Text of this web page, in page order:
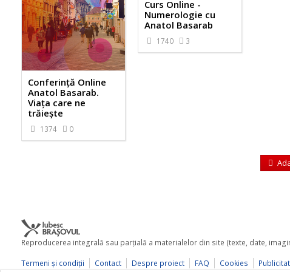
Curs Online -
Numerologie cu
Anatol Basarab
1740 3
Conferință Online
Anatol Basarab.
Viața care ne
trăiește
1374 0
Reproducerea integrală sau parţială a materialelor din site (texte, date,
Termeni şi condiţii
Contact Despre proiect FAQ Cookies